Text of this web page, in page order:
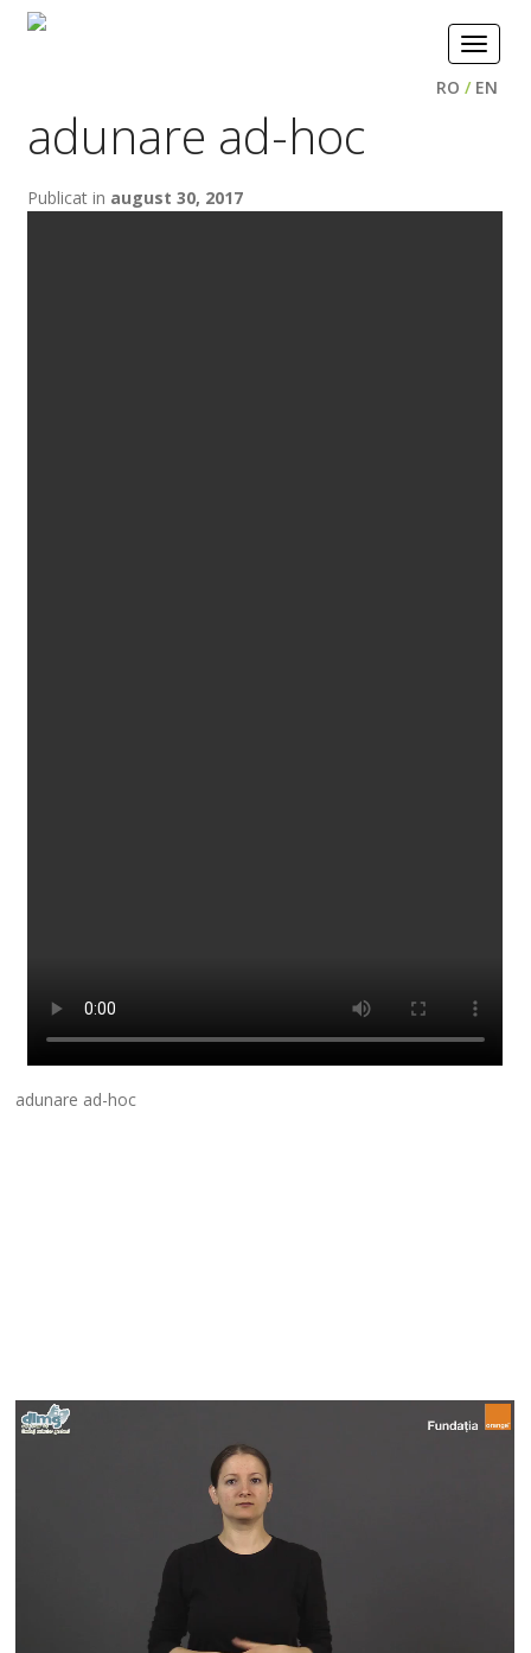
Toggle
RO / EN
adunare ad-hoc
Publicat in august 30, 2017
adunare ad-hoc